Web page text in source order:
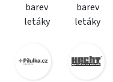
barev
letáky
barev
letáky